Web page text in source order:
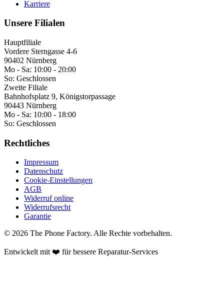
Karriere
Unsere Filialen
Hauptfiliale
Vordere Sterngasse 4-6
90402 Nürnberg
Mo - Sa: 10:00 - 20:00
So: Geschlossen
Zweite Filiale
Bahnhofsplatz 9, Königstorpassage
90443 Nürnberg
Mo - Sa: 10:00 - 18:00
So: Geschlossen
Rechtliches
Impressum
Datenschutz
Cookie-Einstellungen
AGB
Widerruf online
Widerrufsrecht
Garantie
© 2026 The Phone Factory. Alle Rechte vorbehalten.
Entwickelt mit ❤️ für bessere Reparatur-Services